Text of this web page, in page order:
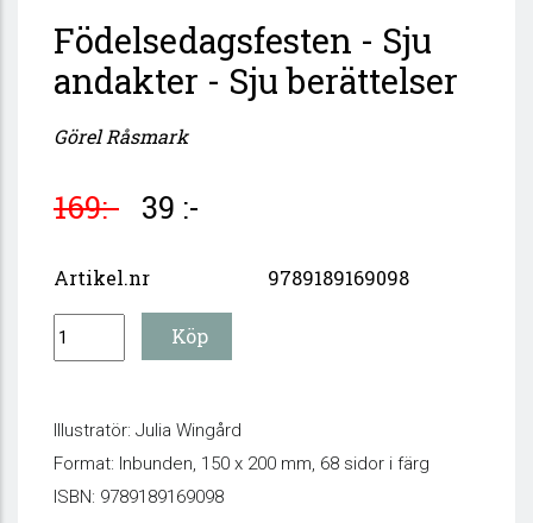
Födelsedagsfesten - Sju
andakter - Sju berättelser
Görel Råsmark
169:- 39 :-
Artikel.nr 9789189169098
Illustratör: Julia Wingård
Format: Inbunden, 150 x 200 mm, 68 sidor i färg
ISBN: 9789189169098